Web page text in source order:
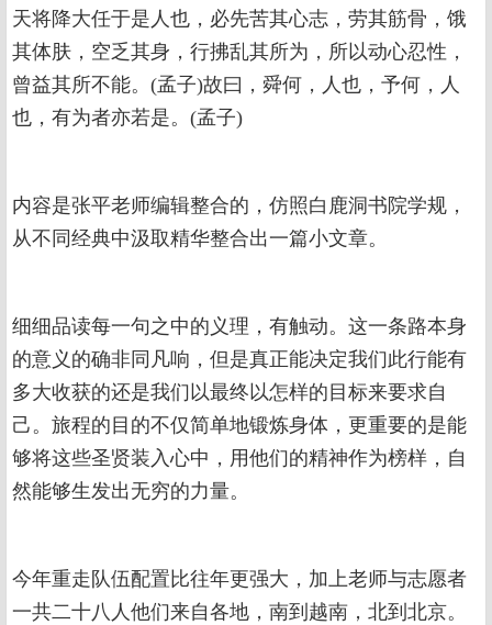
天将降大任于是人也，必先苦其心志，劳其筋骨，饿
其体肤，空乏其身，行拂乱其所为，所以动心忍性，
曾益其所不能。(孟子)故曰，舜何，人也，予何，人
也，有为者亦若是。(孟子)
内容是张平老师编辑整合的，仿照白鹿洞书院学规，
从不同经典中汲取精华整合出一篇小文章。
细细品读每一句之中的义理，有触动。这一条路本身
的意义的确非同凡响，但是真正能决定我们此行能有
多大收获的还是我们以最终以怎样的目标来要求自
己。旅程的目的不仅简单地锻炼身体，更重要的是能
够将这些圣贤装入心中，用他们的精神作为榜样，自
然能够生发出无穷的力量。
今年重走队伍配置比往年更强大，加上老师与志愿者
一共二十八人他们来自各地，南到越南，北到北京。